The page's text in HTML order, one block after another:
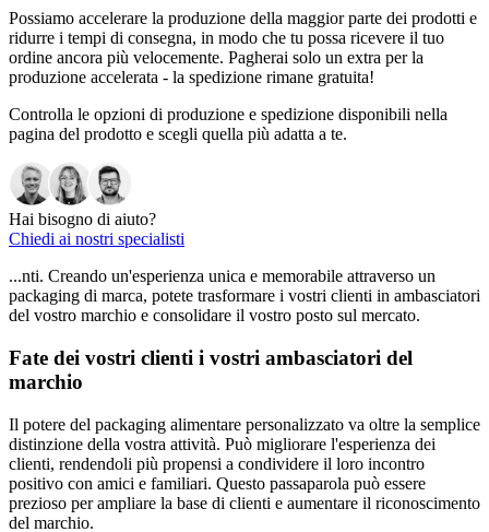
Possiamo accelerare la produzione della maggior parte dei prodotti e
ridurre i tempi di consegna, in modo che tu possa ricevere il tuo
ordine ancora più velocemente. Pagherai solo un extra per la
produzione accelerata - la spedizione rimane gratuita!
Controlla le opzioni di produzione e spedizione disponibili nella
pagina del prodotto e scegli quella più adatta a te.
Hai bisogno di aiuto?
Chiedi ai nostri specialisti
...nti. Creando un'esperienza unica e memorabile attraverso un
packaging di marca, potete trasformare i vostri clienti in ambasciatori
del vostro marchio e consolidare il vostro posto sul mercato.
Fate dei vostri clienti i vostri ambasciatori del
marchio
Il potere del packaging alimentare personalizzato va oltre la semplice
distinzione della vostra attività. Può migliorare l'esperienza dei
clienti, rendendoli più propensi a condividere il loro incontro
positivo con amici e familiari. Questo passaparola può essere
prezioso per ampliare la base di clienti e aumentare il riconoscimento
del marchio.